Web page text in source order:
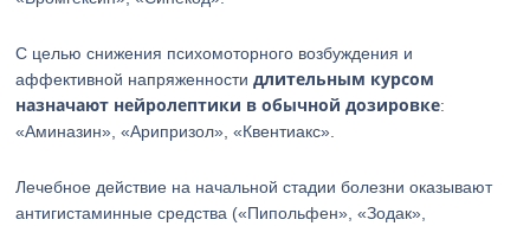
С целью снижения психомоторного возбуждения и
аффективной напряженностидлительным курсом
назначают нейролептики в обычной дозировке:
«Аминазин», «Арипризол», «Квентиакс».
Лечебное действие на начальной стадии болезни оказывают
антигистаминные средства («Пипольфен», «Зодак»,